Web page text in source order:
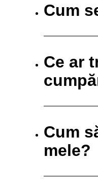
Cum
Ce ar
Cum
mele?